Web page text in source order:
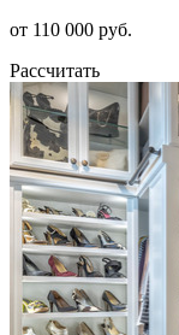
от 110 000 руб.
Рассчитать